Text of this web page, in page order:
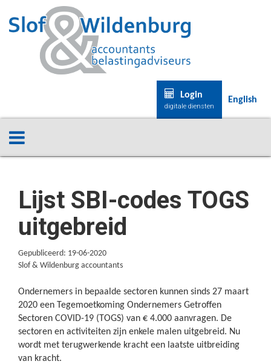
Login
digitale diensten
English
Lijst SBI-codes TOGS
uitgebreid
Gepubliceerd: 19-06-2020
Slof & Wildenburg accountants
Ondernemers in bepaalde sectoren kunnen sinds 27 maart
2020 een Tegemoetkoming Ondernemers Getroffen
Sectoren COVID-19 (TOGS) van € 4.000 aanvragen. De
sectoren en activiteiten zijn enkele malen uitgebreid. Nu
wordt met terugwerkende kracht een laatste uitbreiding
van kracht.